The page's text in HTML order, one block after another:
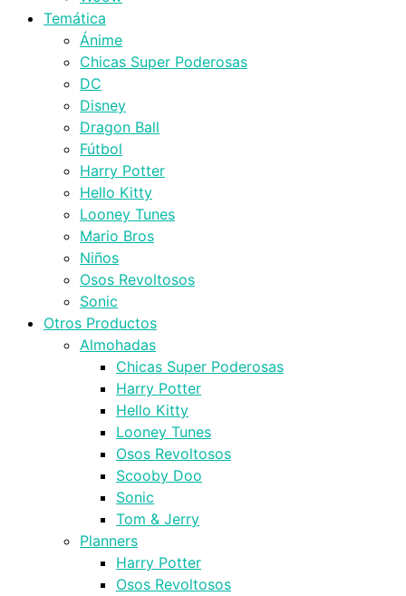
Temática
Ánime
Chicas Super Poderosas
DC
Disney
Dragon Ball
Fútbol
Harry Potter
Hello Kitty
Looney Tunes
Mario Bros
Niños
Osos Revoltosos
Sonic
Otros Productos
Almohadas
Chicas Super Poderosas
Harry Potter
Hello Kitty
Looney Tunes
Osos Revoltosos
Scooby Doo
Sonic
Tom & Jerry
Planners
Harry Potter
Osos Revoltosos